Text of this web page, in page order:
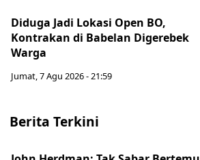
Diduga Jadi Lokasi Open BO,
Kontrakan di Babelan Digerebek
Warga
Jumat, 7 Agu 2026 - 21:59
Berita Terkini